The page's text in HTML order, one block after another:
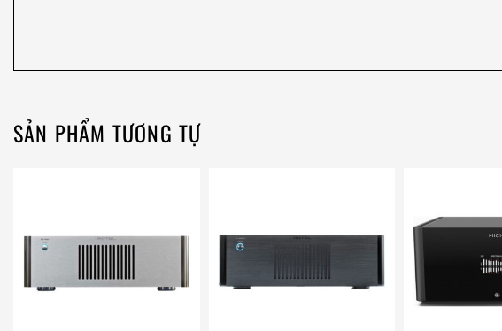
SẢN PHẨM TƯƠNG TỰ